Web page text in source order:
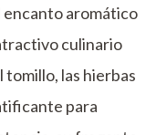
encanto aromático
culinario
tomillo, las hierbas
para